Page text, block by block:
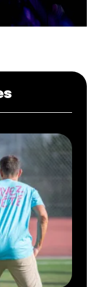
King th. […]
les coupines de
mais que
autres gardent
la Doua
vous remercie
!!! C’est
et de nous
la prochaine
!!!